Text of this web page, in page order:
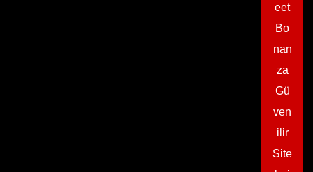
eet
Bo
nan
za
Gü
ven
ilir
Site